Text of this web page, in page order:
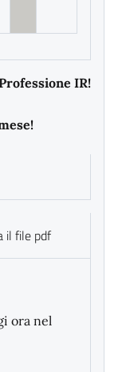
IR!
il file pdf
ora nel